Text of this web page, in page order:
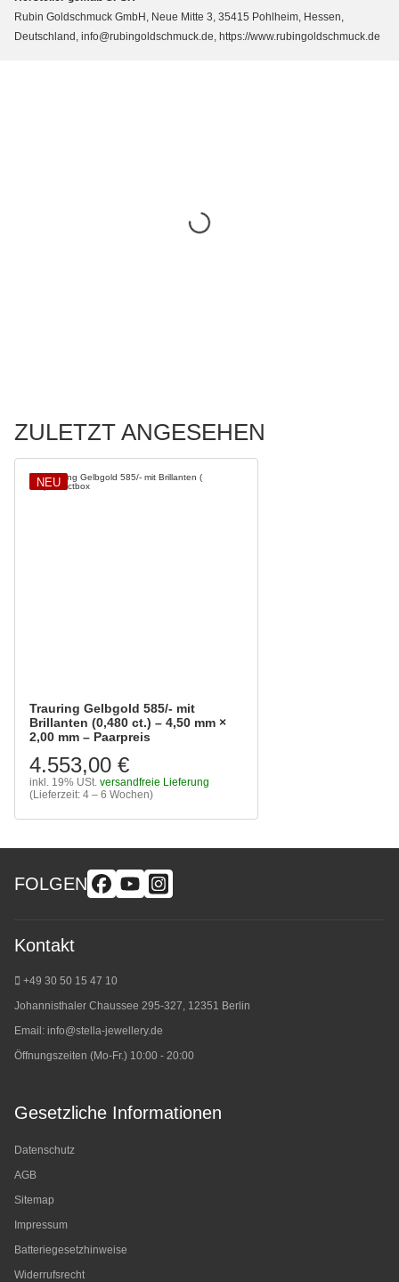
Rubin Goldschmuck GmbH, Neue Mitte 3, 35415 Pohlheim, Hessen,
Deutschland, info@rubingoldschmuck.de, https://www.rubingoldschmuck.de
ZULETZT ANGESEHEN
NEU
Trauring Gelbgold 585/- mit
Brillanten (0,480 ct.) – 4,50 mm ×
2,00 mm – Paarpreis
4.553,00 €
inkl. 19% USt. versandfreie Lieferung
(Lieferzeit: 4 – 6 Wochen)
FOLGEN
Kontakt
+49 30 50 15 47 10
Johannisthaler Chaussee 295-327, 12351 Berlin
Email: info@stella-jewellery.de
Öffnungszeiten (Mo-Fr.) 10:00 - 20:00
Gesetzliche Informationen
Datenschutz
AGB
Sitemap
Impressum
Batteriegesetzhinweise
Widerrufsrecht